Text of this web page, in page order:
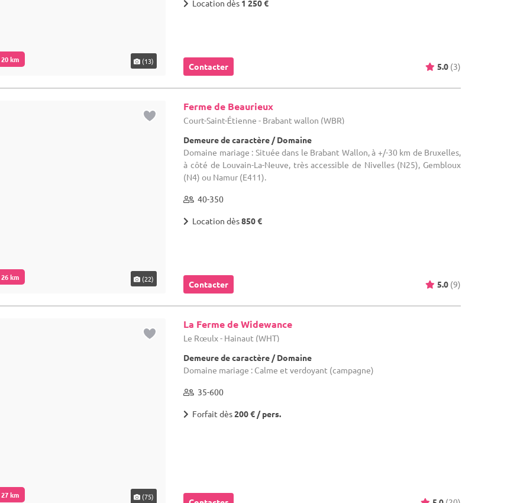
km (13)
Location dès 1 250 €
Contacter 5.0 (3)
km (22)
Ferme de Beaurieux
Court-Saint-Étienne - Brabant wallon (WBR)
Demeure de caractère / Domaine
Domaine mariage : Située dans le Brabant Wallon, à +/-30 km de Bruxelles,
à côté de Louvain-La-Neuve, très accessible de Nivelles (N25), Gembloux
(N4) ou Namur (E411).
40-350
Location dès850 €
Contacter 5.0 (9)
km (75)
La Ferme de Widewance
Le Rœulx - Hainaut (WHT)
Demeure de caractère / Domaine
Domaine mariage : Calme et verdoyant (campagne)
35-600
Forfait dès200 € / pers.